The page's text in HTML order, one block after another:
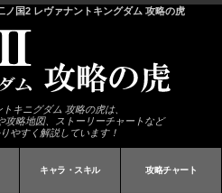
ノ国2 レヴァナントキングダム 攻略の虎
キニグダム 攻略の虎は、
攻略地図、ストーリーチャートなど
やすく解説しています！
キャラ・スキル 攻略チャート